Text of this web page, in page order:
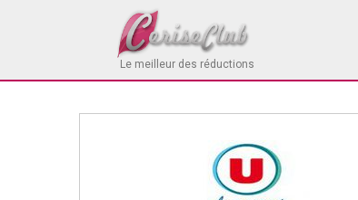
Le meilleur des réductions